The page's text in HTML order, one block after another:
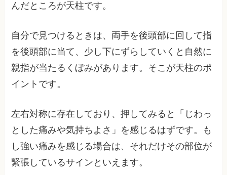
んだところが天柱です。
自分で見つけるときは、両手を後頭部に回して指
を後頭部に当て、少し下にずらしていくと自然に
親指が当たるくぼみがあります。そこが天柱のポ
イントです。
左右対称に存在しており、押してみると「じわっ
とした痛みや気持ちよさ」を感じるはずです。も
し強い痛みを感じる場合は、それだけその部位が
緊張しているサインといえます。